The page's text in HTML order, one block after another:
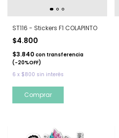
ST116 - Stickers F1 COLAPINTO
$4.800
$3.840 con transferencia
(-20%OFF)
6 x $800 sin interés